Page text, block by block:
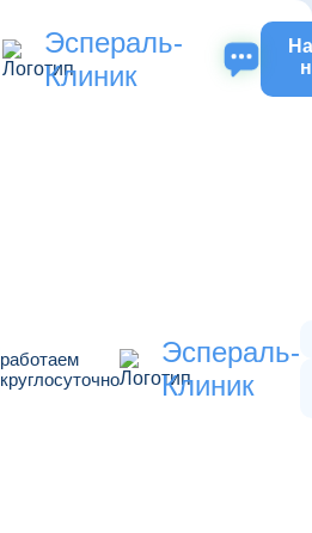
Эспераль-
Клиник
работаем
круглосуточно
Эспераль-
Клиник